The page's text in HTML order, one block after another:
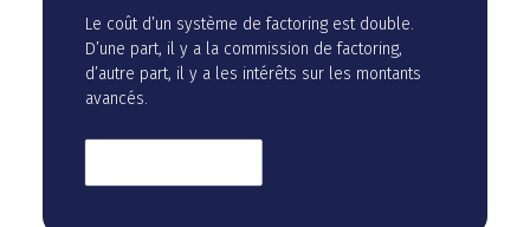
Le coût d’un système de factoring est double.
D’une part, il y a la commission de factoring,
d’autre part, il y a les intérêts sur les montants
avancés.